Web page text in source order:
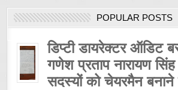
POPULAR POSTS
डिप्टी डायरेक्टर ऑडिट
गणेश प्रताप नारायण सिंह
सदस्यों को चेयरमैन